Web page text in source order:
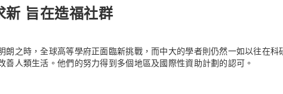
新 旨在造福社群
朗之時，全球高等學府正面臨新挑戰，而中大的學者則仍然一如以往在科
善人類生活。他們的努力得到多個地區及國際性資助計劃的認可。